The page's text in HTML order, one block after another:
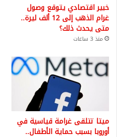
خبير اقتصادي يتوقع وصول
غرام الذهب إلى 12 ألف ليرة..
متى يحدث ذلك؟
منذ 3 ساعات
ميتا تتلقى غرامة قياسية في
أوروبا بسبب حماية الأطفال..